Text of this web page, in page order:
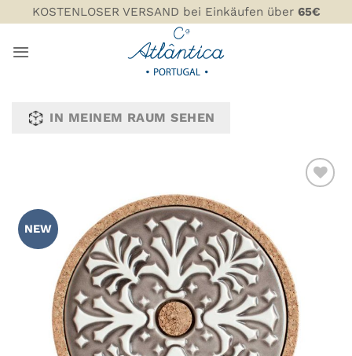
Inhalt
springen
KOSTENLOSER VERSAND bei Einkäufen über 65€
IN MEINEM RAUM SEHEN
NEW
WUNSCHLISTE
HINZUFÜGEN